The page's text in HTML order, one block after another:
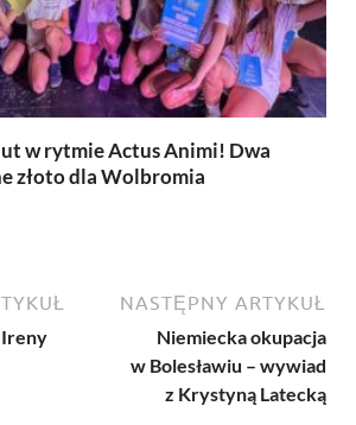
w rytmie Actus Animi! Dwa
złoto dla Wolbromia
NASTĘPNY ARTYKUŁ
Niemiecka okupacja
w Bolesławiu – wywiad
z Krystyną Latecką